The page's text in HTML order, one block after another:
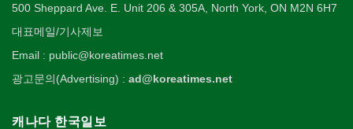
500 Sheppard Ave. E. Unit 206 & 305A, North York, ON M2N 6H7
대표메일/기사제보
Email : public@koreatimes.net
광고문의(Advertising) : ad@koreatimes.net
캐나다 한국일보